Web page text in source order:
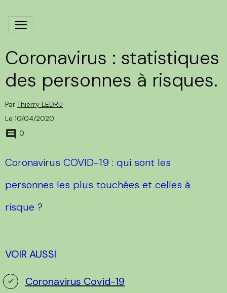
Coronavirus : statistiques
des personnes à risques.
Par Thierry LEDRU
Le 10/04/2020
0
Coronavirus COVID-19 : qui sont les
personnes les plus touchées et celles à
risque ?
VOIR AUSSI
Coronavirus Covid-19